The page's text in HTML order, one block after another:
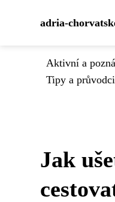
adria-
Aktivní a
Tipy a průvodci
Jak